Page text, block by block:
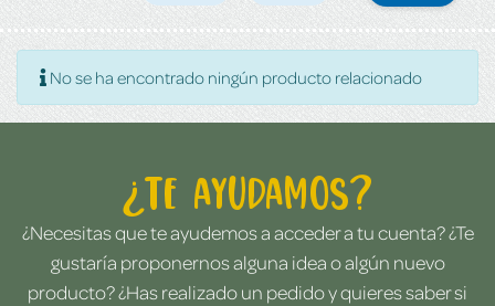
No se ha encontrado ningún producto relacionado
¿Te ayudamos?
¿Necesitas que te ayudemos a acceder a tu cuenta? ¿Te
gustaría proponernos alguna idea o algún nuevo
producto? ¿Has realizado un pedido y quieres saber si